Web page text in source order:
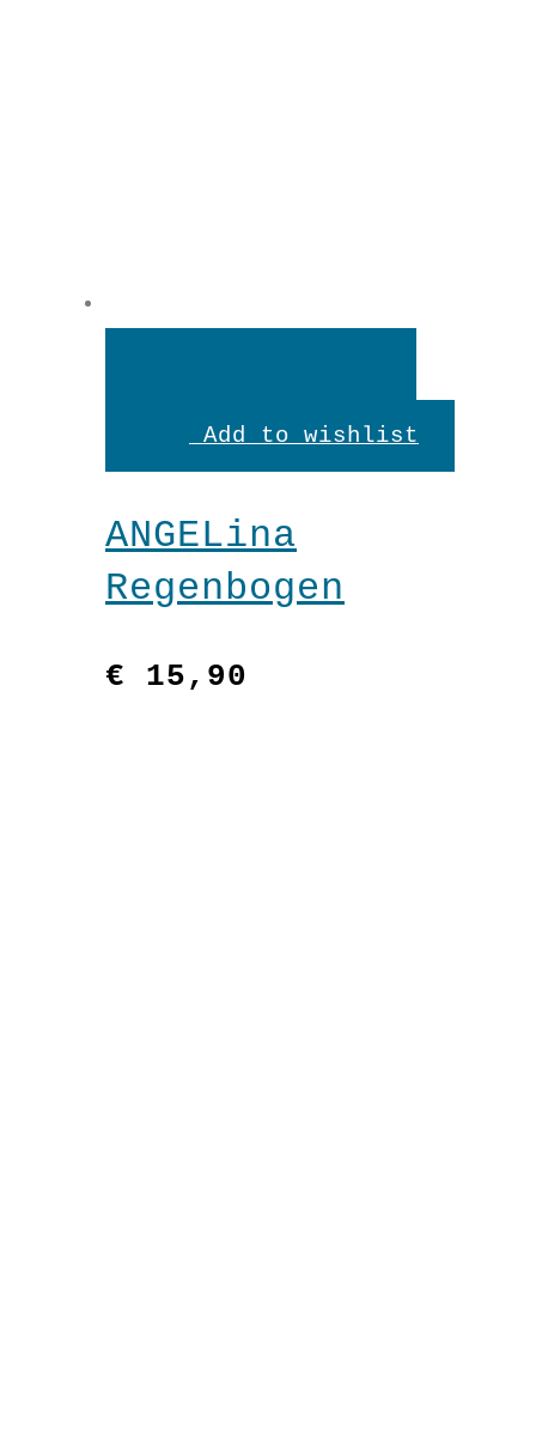
den
Add to wishlist
ANGELina
Regenbogen
€ 15,90